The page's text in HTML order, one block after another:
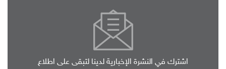
اشترك في النشرة الإخبارية لدينا لتبقى على اطلاع